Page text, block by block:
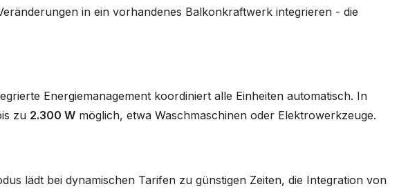
in ein vorhandenes Balkonkraftwerk integrieren - die
Energiemanagement koordiniert alle Einheiten automatisch. In
zu 2.300 W möglich, etwa Waschmaschinen oder Elektrowerkzeuge.
lädt bei dynamischen Tarifen zu günstigen Zeiten, die Integration von